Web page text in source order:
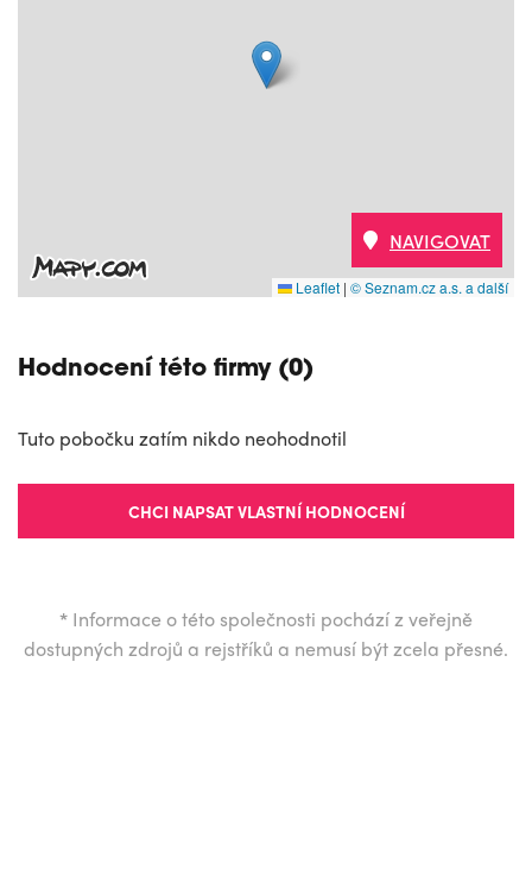
Leaflet | © Seznam.cz a.s. a další
NAVIGOVAT
Hodnocení této firmy (0)
Tuto pobočku zatím nikdo neohodnotil
CHCI NAPSAT VLASTNÍ HODNOCENÍ
* Informace o této společnosti pochází z veřejně
dostupných zdrojů a rejstříků a nemusí být zcela přesné.